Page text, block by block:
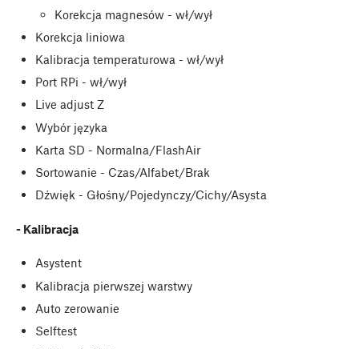
Korekcja magnesów - wł/wył
Korekcja liniowa
Kalibracja temperaturowa - wł/wył
Port RPi - wł/wył
Live adjust Z
Wybór języka
Karta SD - Normalna/FlashAir
Sortowanie - Czas/Alfabet/Brak
Dźwięk - Głośny/Pojedynczy/Cichy/Asysta
- Kalibracja
Asystent
Kalibracja pierwszej warstwy
Auto zerowanie
Selftest